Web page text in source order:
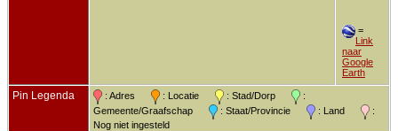
=
Link
naar
Google
Earth
Pin Legenda : Adres : Locatie : Stad/Dorp
:
Gemeente/Graafschap
: Staat/Provincie : Land
:
Nog niet ingesteld